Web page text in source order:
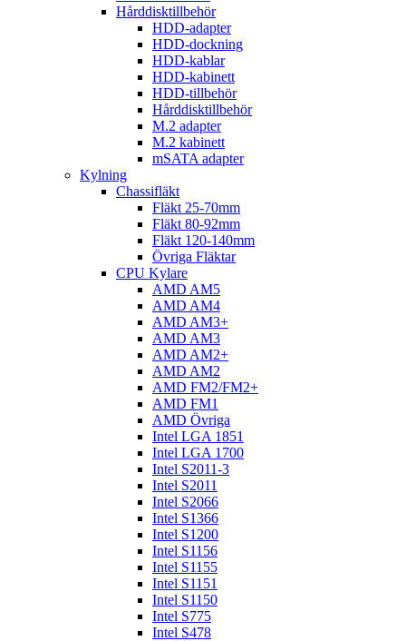
Hårddisktillbehör
HDD-adapter
HDD-dockning
HDD-kablar
HDD-kabinett
HDD-tillbehör
Hårddisktillbehör
M.2 adapter
M.2 kabinett
mSATA adapter
Kylning
Chassifläkt
Fläkt 25-70mm
Fläkt 80-92mm
Fläkt 120-140mm
Övriga Fläktar
CPU Kylare
AMD AM5
AMD AM4
AMD AM3+
AMD AM3
AMD AM2+
AMD AM2
AMD FM2/FM2+
AMD FM1
AMD Övriga
Intel LGA 1851
Intel LGA 1700
Intel S2011-3
Intel S2011
Intel S2066
Intel S1366
Intel S1200
Intel S1156
Intel S1155
Intel S1151
Intel S1150
Intel S775
Intel S478